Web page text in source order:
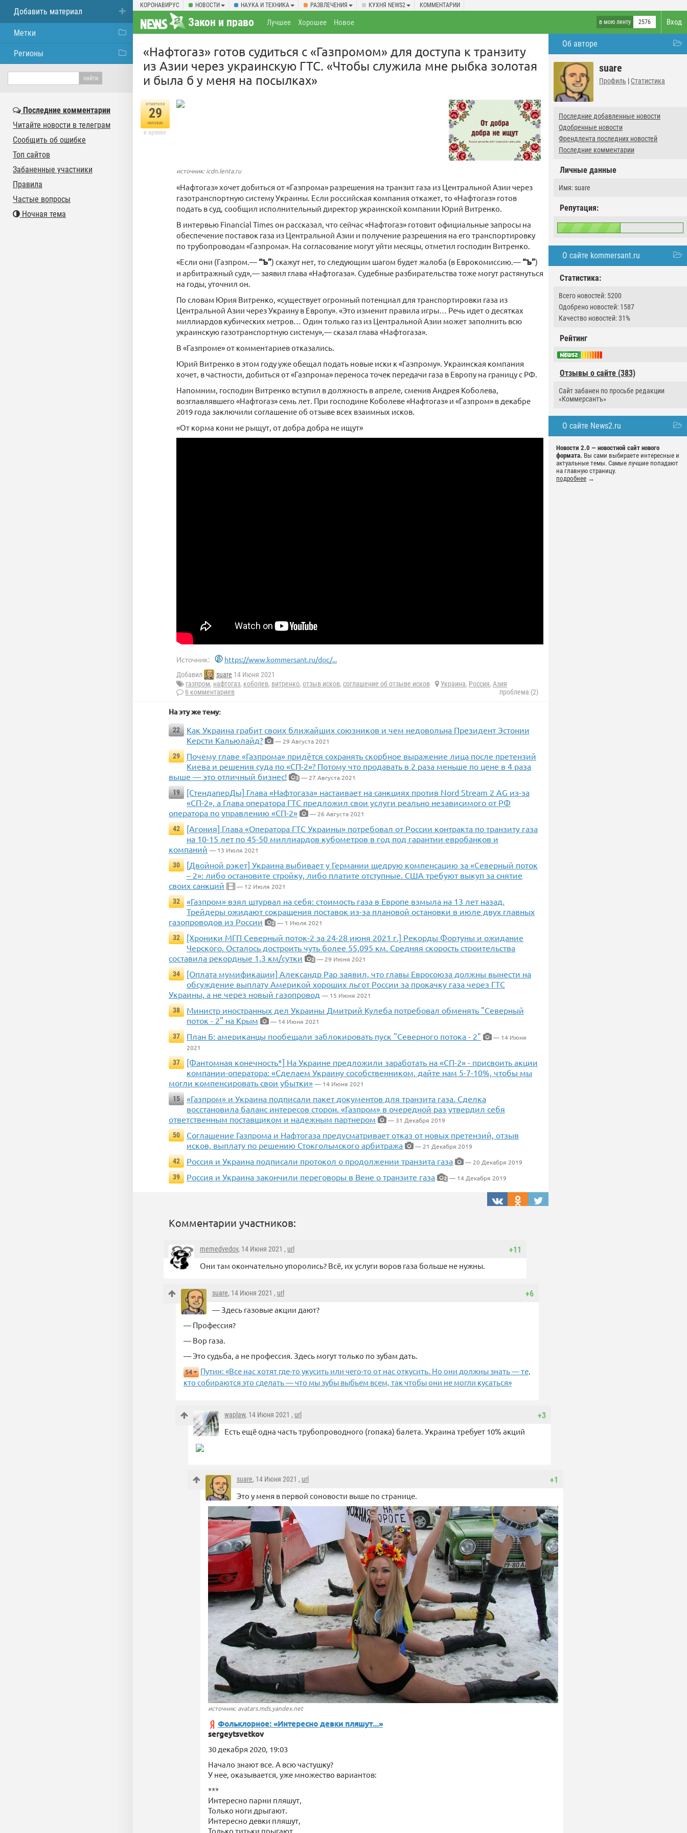
КОРОНАВИРУС НОВОСТИ НАУКА И ТЕХНИКА РАЗВЛЕЧЕНИЯ КУХНЯ NEWS2 КОММЕНТАРИИ
Вход
Закон и право в мою ленту 2576
Лучшее Хорошее Новое
Об авторе
suare
Профиль | Статистика
Последние добавленные новости
Одобренные новости
Френдлента последних новостей
Последние комментарии
Личные данные
Имя: suare
Репутация:
О сайте kommersant.ru
Статистика:
Всего новостей: 5200
Одобрено новостей: 1587
Качество новостей: 31%
Рейтинг
Отзывы о сайте (383)
Сайт забанен по просьбе редакции
«Коммерсантъ»
О сайте News2.ru
Новости 2.0 — новостной сайт нового
формата. Вы сами выбираете интересные и
актуальные темы. Самые лучшие попадают
на главную страницу.
подробнее →
«Нафтогаз» готов судиться с «Газпромом» для доступа к транзиту
из Азии через украинскую ГТС. «Чтобы служила мне рыбка золотая
и была б у меня на посылках»
отметили
29
человек
в архиве
источник: icdn.lenta.ru
«Нафтогаз» хочет добиться от «Газпрома» разрешения на транзит газа из Центральной Азии через
газотранспортную систему Украины. Если российская компания откажет, то «Нафтогаз» готов
подать в суд, сообщил исполнительный директор украинской компании Юрий Витренко.
В интервью Financial Times он рассказал, что сейчас «Нафтогаз» готовит официальные запросы на
обеспечение поставок газа из Центральной Азии и получение разрешения на его транспортировку
по трубопроводам «Газпрома». На согласование могут уйти месяцы, отметил господин Витренко.
«Если они (Газпром.—“Ъ”) скажут нет, то следующим шагом будет жалоба (в Еврокомиссию.—“Ъ”)
и арбитражный суд»,— заявил глава «Нафтогаза». Судебные разбирательства тоже могут растянуться
на годы, уточнил он.
По словам Юрия Витренко, «существует огромный потенциал для транспортировки газа из
Центральной Азии через Украину в Европу». «Это изменит правила игры… Речь идет о десятках
миллиардов кубических метров… Один только газ из Центральной Азии может заполнить всю
украинскую газотранспортную систему»,— сказал глава «Нафтогаза».
В «Газпроме» от комментариев отказались.
Юрий Витренко в этом году уже обещал подать новые иски к «Газпрому». Украинская компания
хочет, в частности, добиться от «Газпрома» переноса точек передачи газа в Европу на границу с РФ.
Напомним, господин Витренко вступил в должность в апреле, сменив Андрея Коболева,
возглавлявшего «Нафтогаз» семь лет. При господине Коболеве «Нафтогаз» и «Газпром» в декабре
2019 года заключили соглашение об отзыве всех взаимных исков.
«От корма кони не рыщут, от добра добра не ищут»
Источник: https://www.kommersant.ru/doc/...
Добавил suare 14 Июня 2021
газпром, нафтогаз, коболев, витренко, отзыв исков, соглашение об отзыве исков Украина, Россия, Азия
6 комментариев
проблема (2)
На эту же тему:
22
Как Украина грабит своих ближайших союзников и чем недовольна Президент Эстонии
Керсти Кальюлайд?
— 29 Августа 2021
29
Почему главе «Газпрома» придётся сохранять скорбное выражение лица после претензий
Киева и решения суда по «СП-2»? Потому что продавать в 2 раза меньше по цене в 4 раза
выше — это отличный бизнес!
3 — 27 Августа 2021
19
[СтендаперДы] Глава «Нафтогаза» настаивает на санкциях против Nord Stream 2 AG из-за
«СП-2», а Глава оператора ГТС предложил свои услуги реально независимого от РФ
оператора по управлению «СП-2»
— 26 Августа 2021
42
[Агония] Глава «Оператора ГТС Украины» потребовал от России контракта по транзиту газа
на 10-15 лет по 45-50 миллиардов кубометров в год под гарантии евробанков и
компаний — 13 Июля 2021
30
[Двойной рэкет] Украина выбивает у Германии щедрую компенсацию за «Северный поток
– 2»: либо остановите стройку, либо платите отступные. США требуют выкуп за снятие
своих санкций
— 12 Июля 2021
32
«Газпром» взял штурвал на себя: стоимость газа в Европе взмыла на 13 лет назад.
Трейдеры ожидают сокращения поставок из-за плановой остановки в июле двух главных
газопроводов из России
2 — 1 Июля 2021
32
[Хроники МГП Северный поток-2 за 24-28 июня 2021 г.] Рекорды Фортуны и ожидание
Черского. Осталось достроить чуть более 55,095 км. Средняя скорость строительства
составила рекордные 1,3 км/сутки
2 — 29 Июня 2021
34
[Оплата мумификации] Александр Рар заявил, что главы Евросоюза должны вынести на
обсуждение выплату Америкой хороших льгот России за прокачку газа через ГТС
Украины, а не через новый газопровод — 15 Июня 2021
38
Министр иностранных дел Украины Дмитрий Кулеба потребовал обменять "Северный
поток - 2" на Крым
— 14 Июня 2021
37
План Б: американцы пообещали заблокировать пуск "Северного потока - 2"
— 14 Июня
2021
37
[Фантомная конечность*] На Украине предложили заработать на «СП-2» - присвоить акции
компании-оператора: «Сделаем Украину сособственником, дайте нам 5-7-10%, чтобы мы
могли компенсировать свои убытки» — 14 Июня 2021
15
«Газпром» и Украина подписали пакет документов для транзита газа. Сделка
восстановила баланс интересов сторон. «Газпром» в очередной раз утвердил себя
ответственным поставщиком и надежным партнером
— 31 Декабря 2019
50
Соглашение Газпрома и Нафтогаза предусматривает отказ от новых претензий, отзыв
исков, выплату по решению Стокгольмского арбитража
— 21 Декабря 2019
42
Россия и Украина подписали протокол о продолжении транзита газа
— 20 Декабря 2019
39
Россия и Украина закончили переговоры в Вене о транзите газа 2 — 14 Декабря 2019
Комментарии участников:
+11
memedvedov, 14 Июня 2021 , url
Они там окончательно упоролись? Всё, их услуги воров газа больше не нужны.
+6
suare, 14 Июня 2021 , url
— Здесь газовые акции дают?
— Профессия?
— Вор газа.
— Это судьба, а не профессия. Здесь могут только по зубам дать.
54
Путин: «Все нас хотят где-то укусить или чего-то от нас откусить. Но они должны знать — те,
кто собираются это сделать — что мы зубы выбьем всем, так чтобы они не могли кусаться»
+3
waplaw, 14 Июня 2021 , url
Есть ещё одна часть трубопроводного (гопака) балета. Украина требует 10% акций
+1
suare, 14 Июня 2021 , url
Это у меня в первой соновости выше по странице.
источник: avatars.mds.yandex.net
Фольклорное: «Интересно девки пляшут...»
sergeytsvetkov
30 декабря 2020, 19:03
Начало знают все. А всю частушку?
У нее, оказывается, уже множество вариантов:
***
Интересно парни пляшут,
Только ноги дрыгают.
Интересно девки пляшут,
Только титьки прыгают.
Добавить материал
Метки
Регионы
Последние комментарии
Читайте новости в телеграм
Сообщить об ошибке
Топ сайтов
Забаненные участники
Правила
Частые вопросы
Ночная тема